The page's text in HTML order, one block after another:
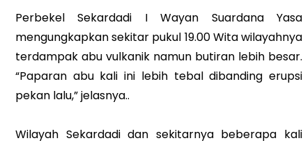
Perbekel Sekardadi I Wayan Suardana Yasa
mengungkapkan sekitar pukul 19.00 Wita wilayahnya
terdampak abu vulkanik namun butiran lebih besar.
“Paparan abu kali ini lebih tebal dibanding erupsi
pekan lalu,” jelasnya..
Wilayah Sekardadi dan sekitarnya beberapa kali